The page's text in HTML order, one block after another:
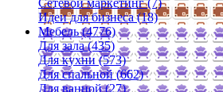
Сетевой маркетинг (7)
Идеи для бизнеса (18)
Мебель (4776)
Для зала (435)
Для кухни (573)
Для спальной (662)
Для ванной (27)